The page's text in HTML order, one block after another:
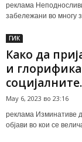
реклама
забележани во многу
ГИК
Како да
и
May 6, 2023 во 23:16
реклама Изминативе
објави во кои се